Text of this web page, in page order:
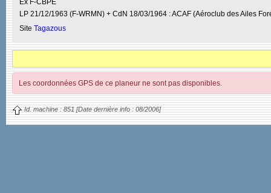
Ex F-CBPE
LP 21/12/1963 (F-WRMN) + CdN 18/03/1964 : ACAF (Aéroclub des Ailes
Site Tagazous
Les coordonnées GPS de ce planeur ne sont pas disponibles.
Id. machine : 851 [Date dernière info : 08/2006]